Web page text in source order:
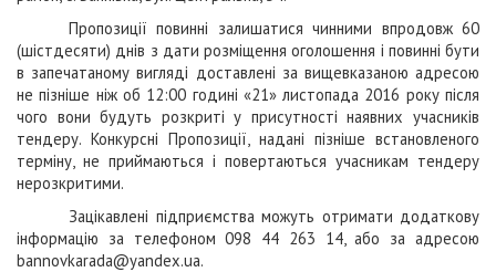
Пропозиції повинні залишатися чинними впродовж 60
(шістдесяти) днів з дати розміщення оголошення і повинні бути
в запечатаному вигляді доставлені за вищевказаною адресою
не пізніше ніж об 12:00 годині «21» листопада 2016 року після
чого вони будуть розкриті у присутності наявних учасників
тендеру. Конкурсні Пропозиції, надані пізніше встановленого
терміну, не приймаються і повертаються учасникам тендеру
нерозкритими.
Зацікавлені підприємства можуть отримати додаткову
інформацію за телефоном 098 44 263 14, або за адресою
bannovkarada@yandex.ua.